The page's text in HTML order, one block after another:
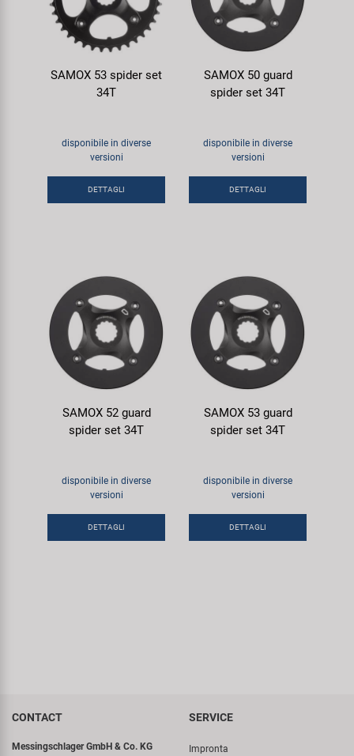
SAMOX 53 spider set
34T
disponibile in diverse
versioni
DETTAGLI
SAMOX 50 guard
spider set 34T
disponibile in diverse
versioni
DETTAGLI
SAMOX 52 guard
spider set 34T
disponibile in diverse
versioni
DETTAGLI
SAMOX 53 guard
spider set 34T
disponibile in diverse
versioni
DETTAGLI
CONTACT
Messingschlager GmbH & Co. KG
SERVICE
Impronta